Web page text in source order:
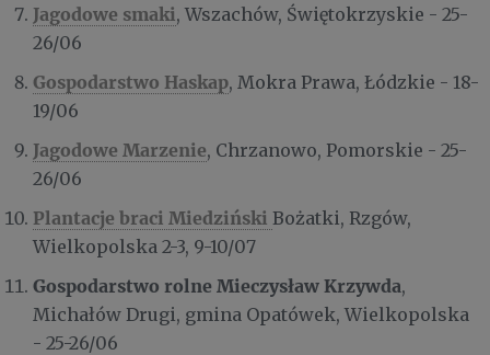
Jagodowe smaki, Wszachów, Świętokrzyskie - 25-
26/06
Gospodarstwo Haskap, Mokra Prawa, Łódzkie - 18-
19/06
Jagodowe Marzenie, Chrzanowo, Pomorskie - 25-
26/06
Plantacje braci Miedziński Bożatki, Rzgów,
Wielkopolska 2-3, 9-10/07
Gospodarstwo rolne Mieczysław Krzywda,
Michałów Drugi, gmina Opatówek, Wielkopolska
- 25-26/06